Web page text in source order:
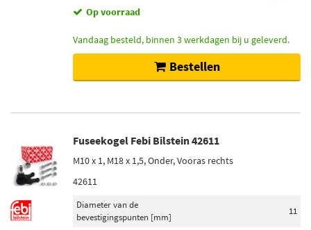
Op voorraad
Vandaag besteld, binnen 3 werkdagen bij u geleverd.
Bestellen
Fuseekogel Febi Bilstein 42611
M10 x 1, M18 x 1,5, Onder, Vooras rechts
42611
Diameter van de
bevestigingspunten [mm]
11